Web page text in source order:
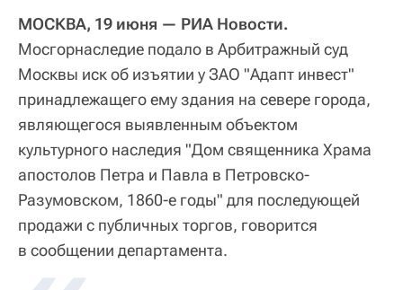
МОСКВА, 19 июня — РИА Новости.
Мосгорнаследие подало в Арбитражный суд
Москвы иск об изъятии у ЗАО "Адапт инвест"
принадлежащего ему здания на севере города,
являющегося выявленным объектом
культурного наследия "Дом священника Храма
апостолов Петра и Павла в Петровско-
Разумовском, 1860-е годы" для последующей
продажи с публичных торгов, говорится
в сообщении департамента.